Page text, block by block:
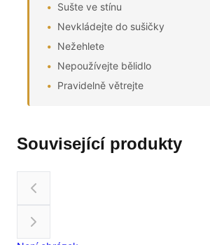
Sušte ve stínu
Nevkládejte do sušičky
Nežehlete
Nepoužívejte bělidlo
Pravidelně větrejte
Související produkty